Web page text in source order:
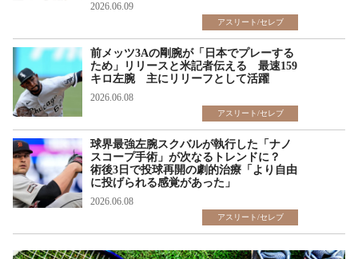
2026.06.09
アスリート/セレブ
前メッツ3Aの剛腕が「日本でプレーする
ため」リリースと米記者伝える 最速159
キロ左腕 主にリリーフとして活躍
2026.06.08
アスリート/セレブ
球界最強左腕スクバルが執行した「ナノ
スコープ手術」が次なるトレンドに？
術後3日で投球再開の劇的治療「より自由
に投げられる感覚があった」
2026.06.08
アスリート/セレブ